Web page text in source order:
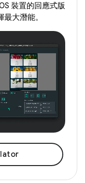
裝置的回應式版
大潛能。